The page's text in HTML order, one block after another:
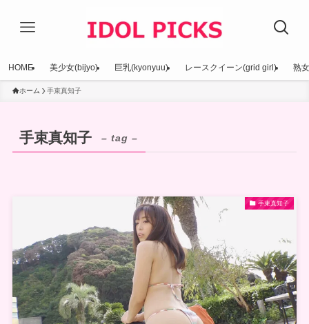
HOME 美少女(bijyo) 巨乳(kyonyuu) レースクイーン(grid girl) 熟
ホーム 手束真知子
手束真知子 – tag –
手束真知子